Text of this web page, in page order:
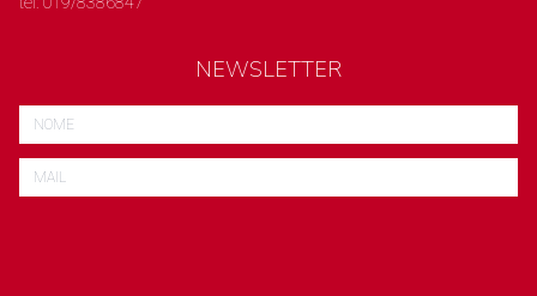
NEWSLETTER